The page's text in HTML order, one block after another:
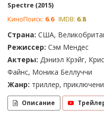
Spectre (2015)
КиноПоиск: 6.6 IMDB: 6.8
Страна: США,
Режиссер: Сэм Мендес
Актеры: Дэниэл Крэйг,
Файнс, Моника Беллуччи
Жанр: триллер,
Описание